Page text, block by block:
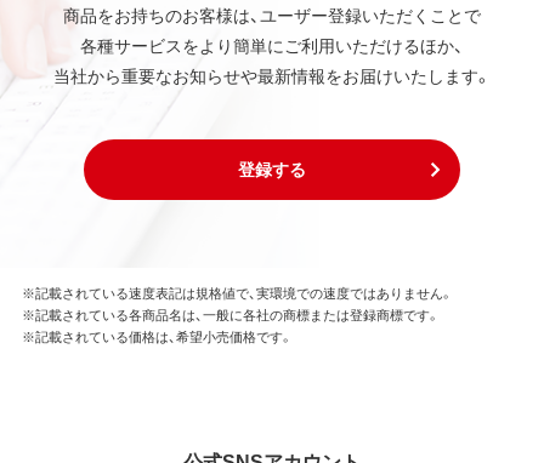
商品をお持ちのお客様は、ユーザー登録いただくことで
各種サービスをより簡単にご利用いただけるほか、
当社から重要なお知らせや最新情報をお届けいたします。
登録する
※記載されている速度表記は規格値で、実環境での速度ではありません。
※記載されている各商品名は、一般に各社の商標または登録商標です。
※記載されている価格は、希望小売価格です。